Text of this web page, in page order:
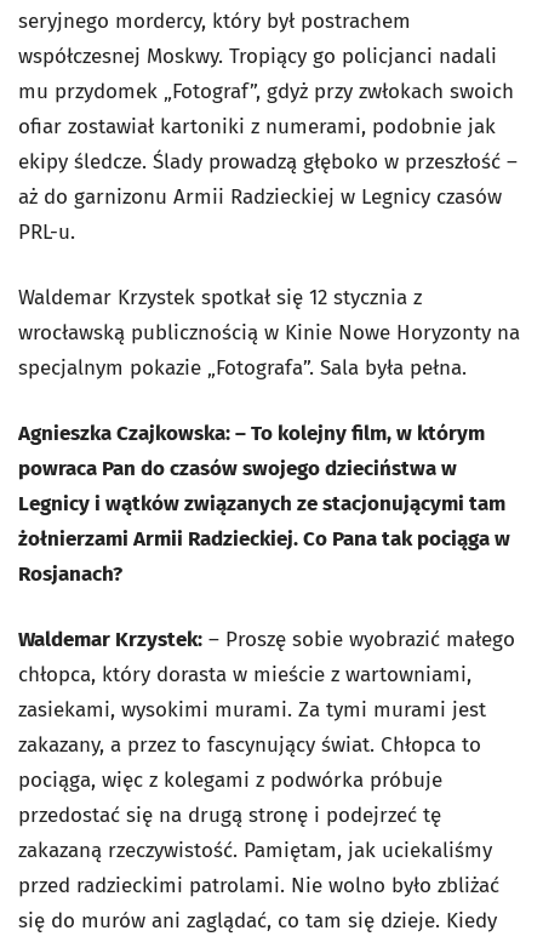
seryjnego mordercy, który był postrachem
współczesnej Moskwy. Tropiący go policjanci nadali
mu przydomek „Fotograf”, gdyż przy zwłokach swoich
ofiar zostawiał kartoniki z numerami, podobnie jak
ekipy śledcze. Ślady prowadzą głęboko w przeszłość –
aż do garnizonu Armii Radzieckiej w Legnicy czasów
PRL-u.
Waldemar Krzystek spotkał się 12 stycznia z
wrocławską publicznością w Kinie Nowe Horyzonty na
specjalnym pokazie „Fotografa”. Sala była pełna.
Agnieszka Czajkowska:–To kolejny film, w którym
powraca Pan do czasów swojego dzieciństwa w
Legnicy i wątków związanych ze stacjonującymi tam
żołnierzami Armii Radzieckiej. Co Pana tak pociąga w
Rosjanach?
Waldemar Krzystek: – Proszę sobie wyobrazić małego
chłopca, który dorasta w mieście z wartowniami,
zasiekami, wysokimi murami. Za tymi murami jest
zakazany, a przez to fascynujący świat. Chłopca to
pociąga, więc z kolegami z podwórka próbuje
przedostać się na drugą stronę i podejrzeć tę
zakazaną rzeczywistość. Pamiętam, jak uciekaliśmy
przed radzieckimi patrolami. Nie wolno było zbliżać
się do murów ani zaglądać, co tam się dzieje. Kiedy